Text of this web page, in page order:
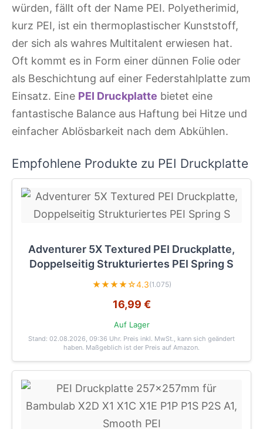
würden, fällt oft der Name PEI. Polyetherimid,
kurz PEI, ist ein thermoplastischer Kunststoff,
der sich als wahres Multitalent erwiesen hat.
Oft kommt es in Form einer dünnen Folie oder
als Beschichtung auf einer Federstahlplatte zum
Einsatz. Eine PEI Druckplatte bietet eine
fantastische Balance aus Haftung bei Hitze und
einfacher Ablösbarkeit nach dem Abkühlen.
Empfohlene Produkte zu PEI Druckplatte
Adventurer 5X Textured PEI Druckplatte,
Doppelseitig Strukturiertes PEI Spring S
★★★★☆4.3(1.075)
16,99 €
Auf Lager
Stand: 02.08.2026, 09:36 Uhr. Preis inkl. MwSt., kann sich geändert
haben. Maßgeblich ist der Preis auf Amazon.